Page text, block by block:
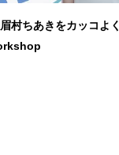
村ちあきをカッコよく